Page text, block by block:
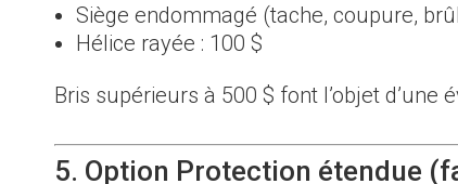
Siège endommagé (tache, coupure,
Hélice rayée : 100 $
Bris supérieurs à 500 $ font l’objet d’une
5. Option Protection étendue